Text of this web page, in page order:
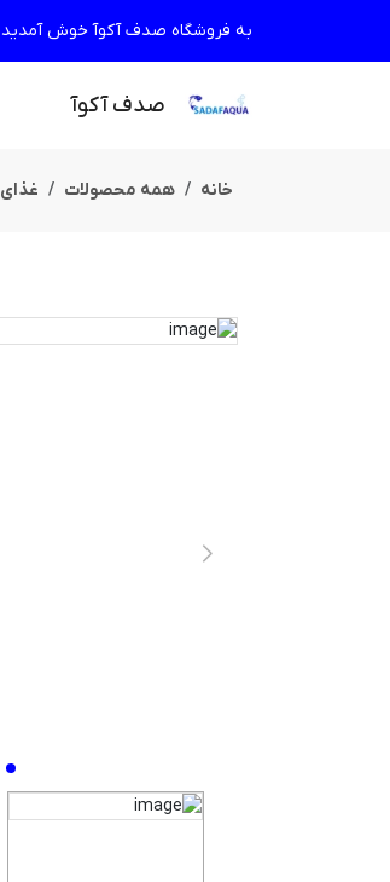
به فروشگاه صدف آکوآ خوش آمدید
صدف آکوآ
خانه همه محصولات